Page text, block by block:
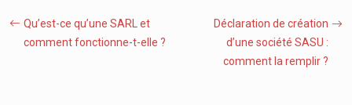
Qu’est-ce qu’une SARL et
comment fonctionne-t-elle ?
Déclaration de création
d’une société SASU :
comment la remplir ?